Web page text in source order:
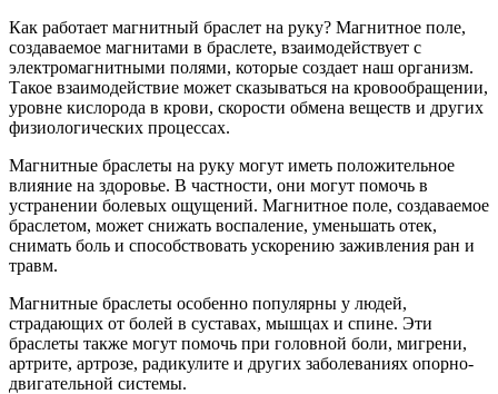
Как работает магнитный браслет на руку? Магнитное поле,
создаваемое магнитами в браслете, взаимодействует с
электромагнитными полями, которые создает наш организм.
Такое взаимодействие может сказываться на кровообращении,
уровне кислорода в крови, скорости обмена веществ и других
физиологических процессах.
Магнитные браслеты на руку могут иметь положительное
влияние на здоровье. В частности, они могут помочь в
устранении болевых ощущений. Магнитное поле, создаваемое
браслетом, может снижать воспаление, уменьшать отек,
снимать боль и способствовать ускорению заживления ран и
травм.
Магнитные браслеты особенно популярны у людей,
страдающих от болей в суставах, мышцах и спине. Эти
браслеты также могут помочь при головной боли, мигрени,
артрите, артрозе, радикулите и других заболеваниях опорно-
двигательной системы.